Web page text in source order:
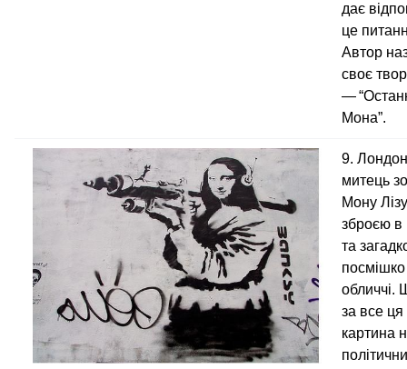
дає
це
Автор
своє
—
Мона”.
9.
митець
Мону Лізу
зброєю в
та
обличчі.
за все ця
картина